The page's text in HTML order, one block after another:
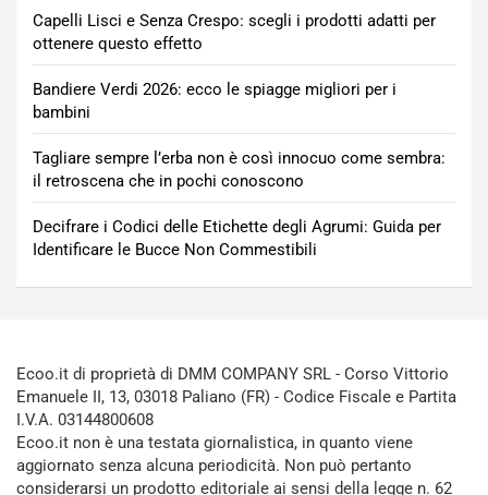
Capelli Lisci e Senza Crespo: scegli i prodotti adatti per
ottenere questo effetto
Bandiere Verdi 2026: ecco le spiagge migliori per i
bambini
Tagliare sempre l’erba non è così innocuo come sembra:
il retroscena che in pochi conoscono
Decifrare i Codici delle Etichette degli Agrumi: Guida per
Identificare le Bucce Non Commestibili
Ecoo.it di proprietà di DMM COMPANY SRL - Corso Vittorio
Emanuele II, 13, 03018 Paliano (FR) - Codice Fiscale e Partita
I.V.A. 03144800608
Ecoo.it non è una testata giornalistica, in quanto viene
aggiornato senza alcuna periodicità. Non può pertanto
considerarsi un prodotto editoriale ai sensi della legge n. 62